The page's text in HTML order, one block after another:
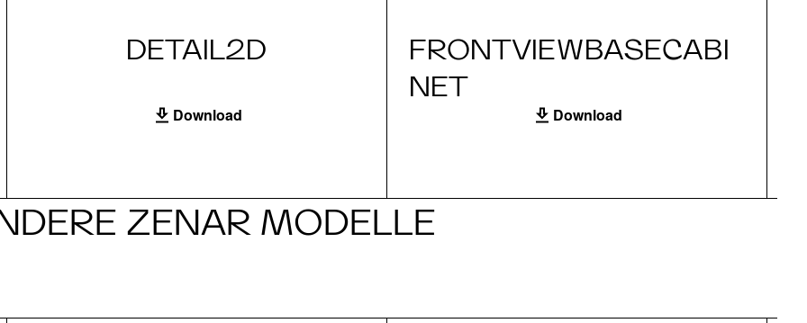
DETAIL2D
Download
FRONTVIEWBASECABI
NET
Download
ZENAR MODELLE